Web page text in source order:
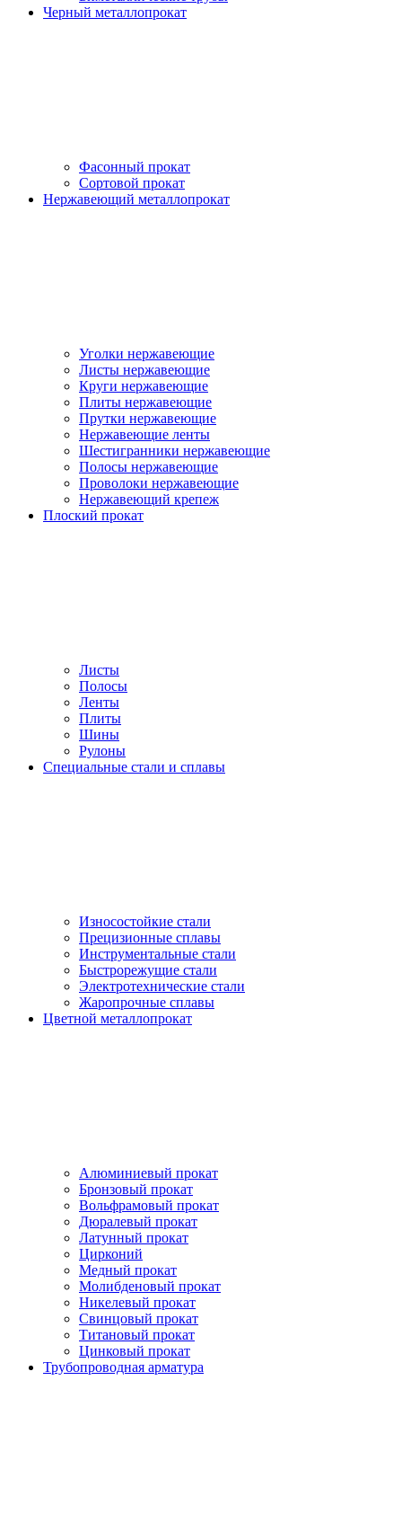
Черный металлопрокат
Фасонный прокат
Сортовой прокат
Нержавеющий металлопрокат
Уголки нержавеющие
Листы нержавеющие
Круги нержавеющие
Плиты нержавеющие
Прутки нержавеющие
Нержавеющие ленты
Шестигранники нержавеющие
Полосы нержавеющие
Проволоки нержавеющие
Нержавеющий крепеж
Плоский прокат
Листы
Полосы
Ленты
Плиты
Шины
Рулоны
Специальные стали и сплавы
Износостойкие стали
Прецизионные сплавы
Инструментальные стали
Быстрорежущие стали
Электротехнические стали
Жаропрочные сплавы
Цветной металлопрокат
Алюминиевый прокат
Бронзовый прокат
Вольфрамовый прокат
Дюралевый прокат
Латунный прокат
Цирконий
Медный прокат
Молибденовый прокат
Никелевый прокат
Свинцовый прокат
Титановый прокат
Цинковый прокат
Трубопроводная арматура